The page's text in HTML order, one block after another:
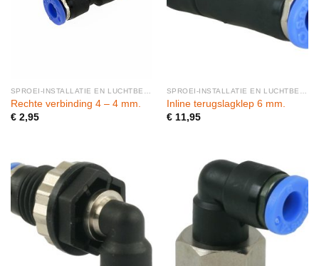
Rechte verbinding 4 – 4 mm.
€2,95
Inline terugslagklep 6 mm.
€11,95